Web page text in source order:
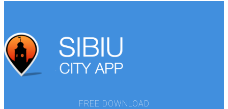
FREE DOWNLOAD